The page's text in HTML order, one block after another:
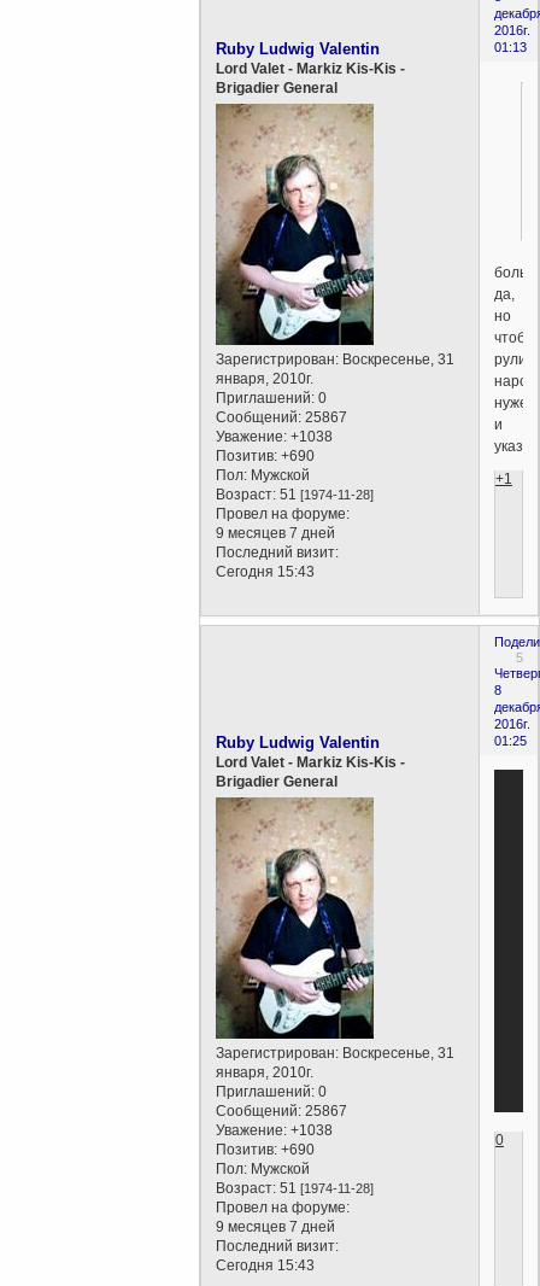
2016г.
01:13
Ruby Ludwig Valentin
Lord Valet - Markiz Kis-Kis -
Brigadier General
Зарегистрирован: Воскресенье, 31
января, 2010г.
Приглашений: 0
Сообщений: 25867
Уважение: +1038
Позитив: +690
Пол: Мужской
Возраст: 51[1974-11-28]
Провел на форуме:
9 месяцев 7 дней
Последний визит:
Сегодня 15:43
да,
но
чтобы
рулить
нужен
и
+1
5
8
2016г.
01:25
Ruby Ludwig Valentin
Lord Valet - Markiz Kis-Kis -
Brigadier General
Зарегистрирован: Воскресенье, 31
января, 2010г.
Приглашений: 0
Сообщений: 25867
Уважение: +1038
Позитив: +690
Пол: Мужской
Возраст: 51[1974-11-28]
Провел на форуме:
9 месяцев 7 дней
Последний визит:
Сегодня 15:43
0